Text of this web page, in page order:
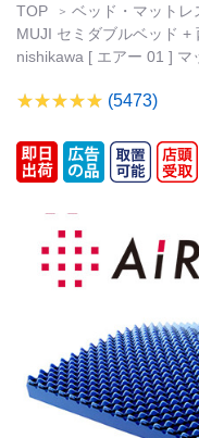
TOP ベッド・マットレ
MUJI セミダブルベッド +
nishikawa [ エアー 01 ] マ
(5473)